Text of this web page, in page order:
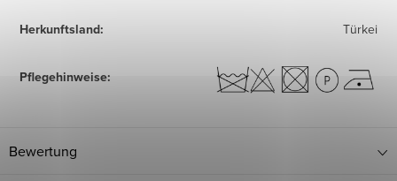
Herkunftsland: Türkei
Pflegehinweise:
Bewertung